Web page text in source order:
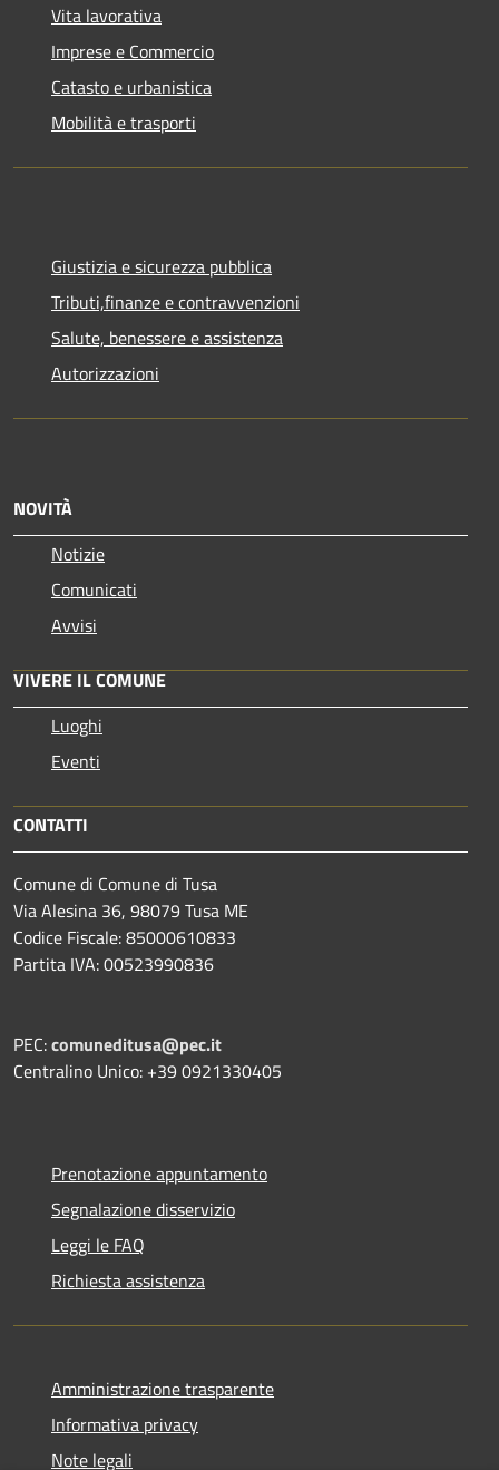
Vita lavorativa
Imprese e Commercio
Catasto e urbanistica
Mobilità e trasporti
Giustizia e sicurezza pubblica
Tributi,finanze e contravvenzioni
Salute, benessere e assistenza
Autorizzazioni
NOVITÀ
Notizie
Comunicati
Avvisi
VIVERE IL COMUNE
Luoghi
Eventi
CONTATTI
Comune di Comune di Tusa
Via Alesina 36, 98079 Tusa ME
Codice Fiscale: 85000610833
Partita IVA: 00523990836
PEC:comuneditusa@pec.it
Centralino Unico: +39 0921330405
Prenotazione appuntamento
Segnalazione disservizio
Leggi le FAQ
Richiesta assistenza
Amministrazione trasparente
Informativa privacy
Note legali